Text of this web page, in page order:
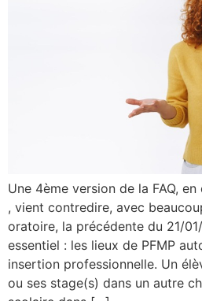
Une 4ème version de la FAQ,
, vient contredire, avec
oratoire, la précédente du 21/
essentiel : les lieux de PFMP
insertion professionnelle. Un
ou ses stage(s) dans un autre